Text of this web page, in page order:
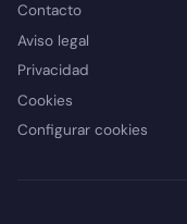
Contacto
Aviso legal
Privacidad
Cookies
Configurar cookies